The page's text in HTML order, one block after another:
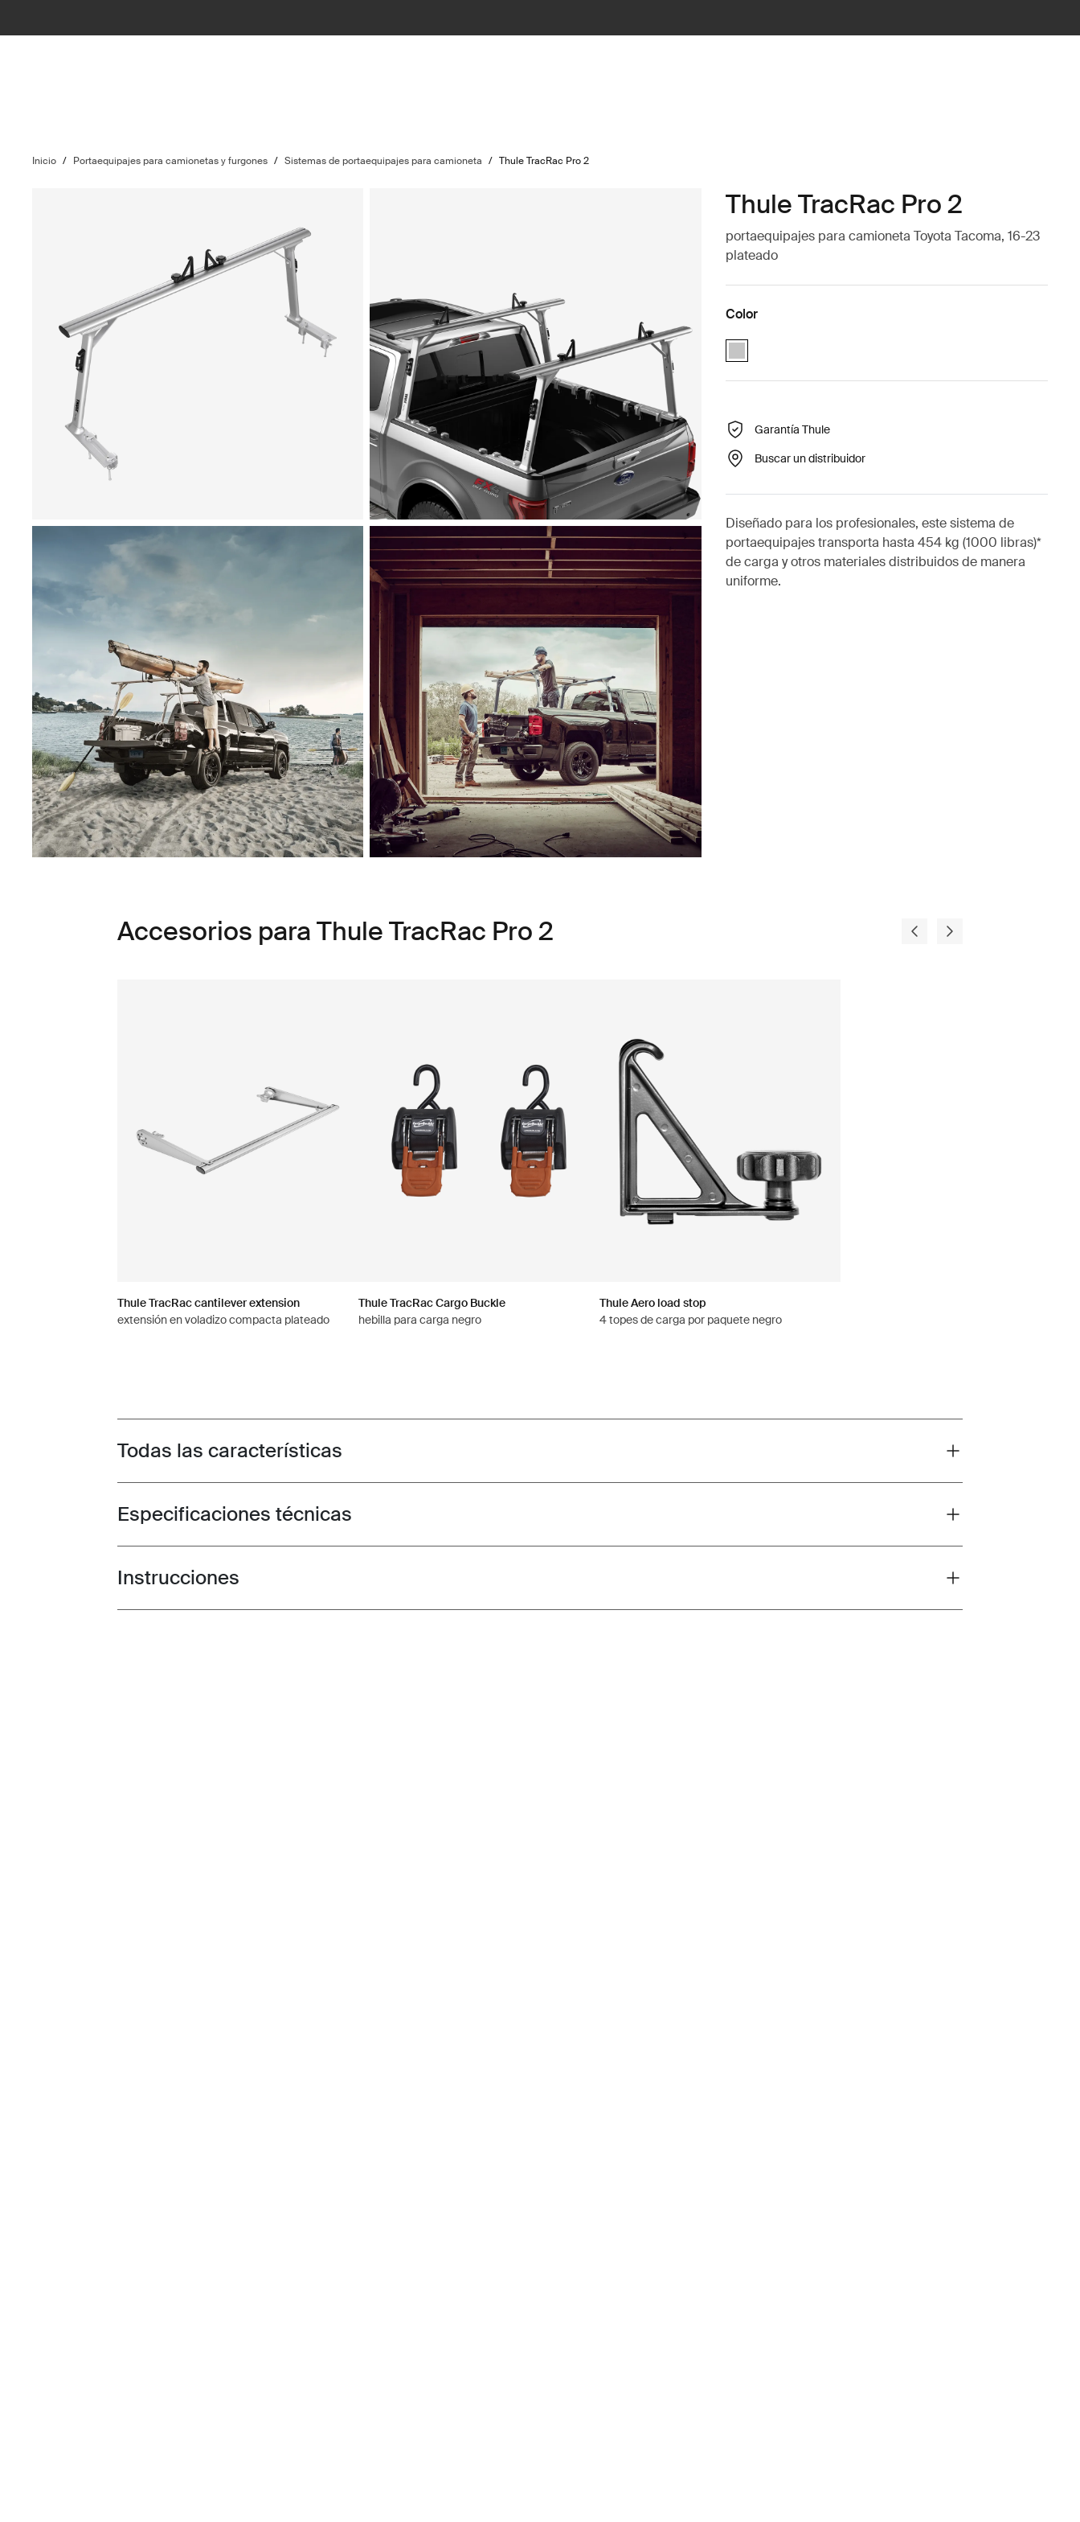
Inicio / Portaequipajes para camionetas y furgones / Sistemas de portaequipajes para camioneta / Thule TracRac Pro 2
Thule TracRac Pro 2
portaequipajes para camioneta Toyota Tacoma, 16-23
plateado
Color
Thule TracRac Pro 2 Toyota Tacoma 16-23 Plata (selected)
Garantía Thule
Buscar un distribuidor
Diseñado para los profesionales, este sistema de
portaequipajes transporta hasta 454 kg (1000 libras)*
de carga y otros materiales distribuidos de manera
uniforme.
Accesorios para Thule TracRac Pro 2
Thule TracRac cantilever extension
extensión en voladizo compacta plateado
Thule TracRac Cargo Buckle
hebilla para carga negro
Thule Aero load stop
4 topes de carga por paquete negro
Toggle features
Todas las características
Toggle techspec
Especificaciones técnicas
Toggle guides and instructions
Instrucciones